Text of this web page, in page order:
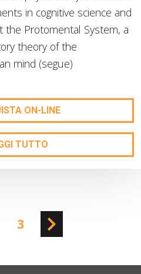
in cognitive science and
Protomental System, a
theory of the
mind (segue)
ON-LINE
TUTTO
3